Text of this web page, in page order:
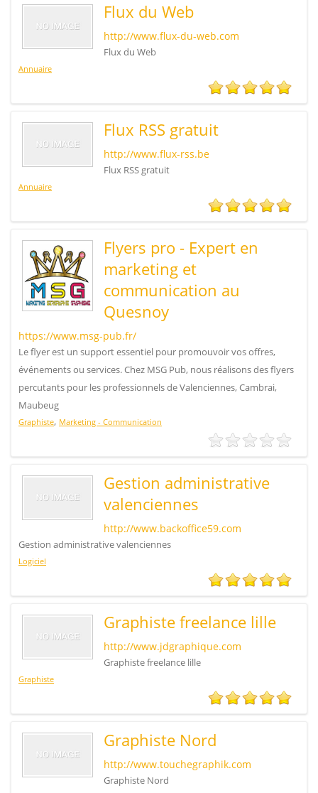
Flux du Web
http://www.flux-du-web.com
Flux du Web
Annuaire
Flux RSS gratuit
http://www.flux-rss.be
Flux RSS gratuit
Annuaire
Flyers pro - Expert en
marketing et
communication au
Quesnoy
https://www.msg-pub.fr/
Le flyer est un support essentiel pour promouvoir vos offres,
événements ou services. Chez MSG Pub, nous réalisons des flyers
percutants pour les professionnels de Valenciennes, Cambrai,
Maubeug
Graphiste, Marketing - Communication
Gestion administrative
valenciennes
http://www.backoffice59.com
Gestion administrative valenciennes
Logiciel
Graphiste freelance lille
http://www.jdgraphique.com
Graphiste freelance lille
Graphiste
Graphiste Nord
http://www.touchegraphik.com
Graphiste Nord